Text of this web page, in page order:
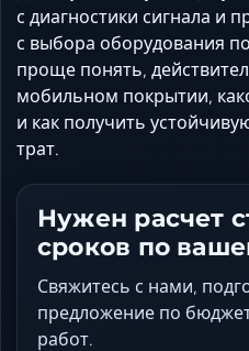
с диагностики сигнала и
с выбора оборудования по
проще понять,
мобильном покрытии,
и как получить
трат.
Нужен расчет
сроков по
Свяжитесь с нами,
предложение по
работ.